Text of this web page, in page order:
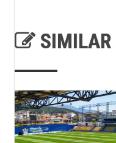
SIMILAR